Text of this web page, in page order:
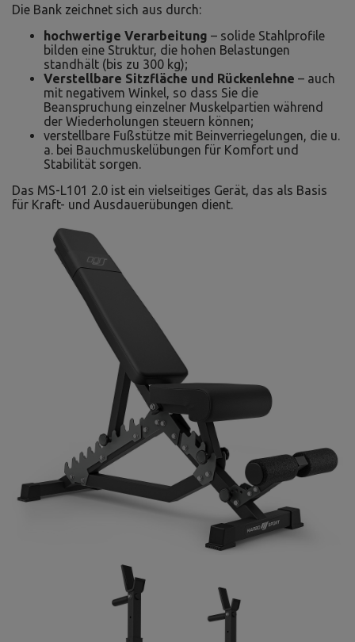
Die Bank zeichnet sich aus durch:
hochwertige Verarbeitung – solide Stahlprofile
bilden eine Struktur, die hohen Belastungen
standhält (bis zu 300 kg);
Verstellbare Sitzfläche und Rückenlehne – auch
mit negativem Winkel, so dass Sie die
Beanspruchung einzelner Muskelpartien während
der Wiederholungen steuern können;
verstellbare Fußstütze mit Beinverriegelungen, die u.
a. bei Bauchmuskelübungen für Komfort und
Stabilität sorgen.
Das MS-L101 2.0 ist ein vielseitiges Gerät, das als Basis
für Kraft- und Ausdauerübungen dient.